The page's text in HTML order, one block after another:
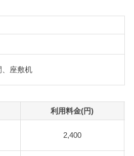
座敷机
利用料金(円)
2,400